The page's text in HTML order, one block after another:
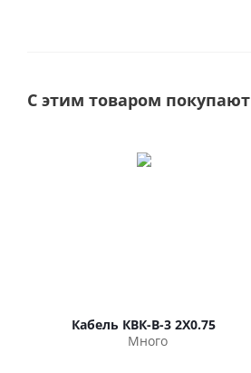
С этим товаром покупают
Кабель КВК-В-3 2Х0.75
Много